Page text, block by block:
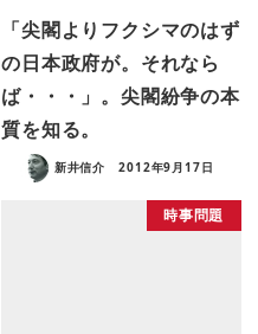
「尖閣よりフクシマのはず
の日本政府が。それなら
ば・・・」。尖閣紛争の本
質を知る。
新井信介 2012年9月17日
時事問題